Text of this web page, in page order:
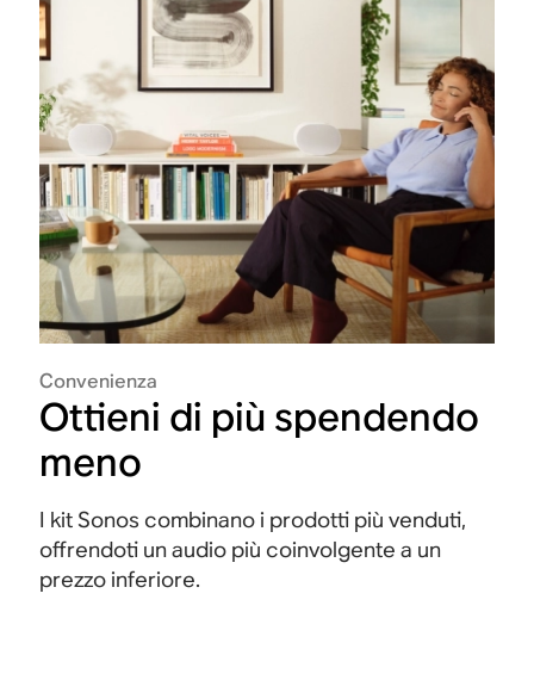
Convenienza
Ottieni di più spendendo
meno
I kit Sonos combinano i prodotti più venduti,
offrendoti un audio più coinvolgente a un
prezzo inferiore.